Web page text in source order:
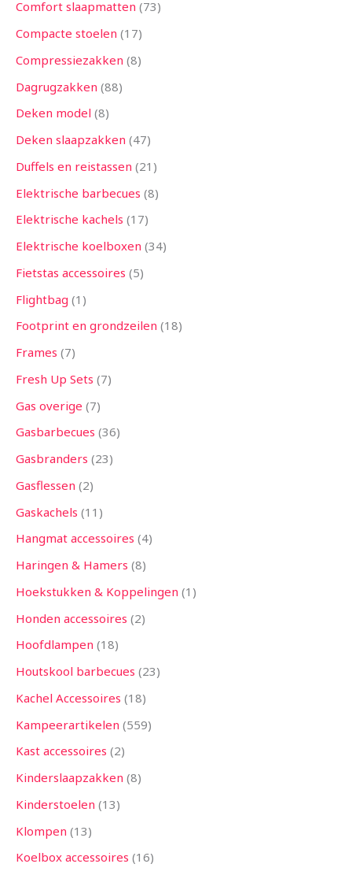
Comfort slaapmatten 73
Compacte stoelen 17
Compressiezakken 8
Dagrugzakken 88
Deken model 8
Deken slaapzakken 47
Duffels en reistassen 21
Elektrische barbecues 8
Elektrische kachels 17
Elektrische koelboxen 34
Fietstas accessoires 5
Flightbag 1
Footprint en grondzeilen 18
Frames 7
Fresh Up Sets 7
Gas overige 7
Gasbarbecues 36
Gasbranders 23
Gasflessen 2
Gaskachels 11
Hangmat accessoires 4
Haringen & Hamers 8
Hoekstukken & Koppelingen 1
Honden accessoires 2
Hoofdlampen 18
Houtskool barbecues 23
Kachel Accessoires 18
Kampeerartikelen 559
Kast accessoires 2
Kinderslaapzakken 8
Kinderstoelen 13
Klompen 13
Koelbox accessoires 16